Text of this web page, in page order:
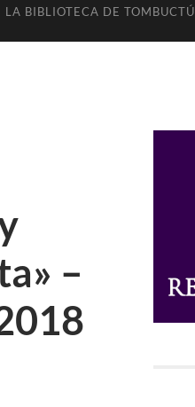
LA BIBLIOTECA DE TOMBUCTÚ
–